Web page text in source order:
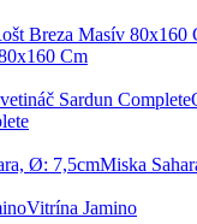
Cm
Miska
Vitrína Jamino